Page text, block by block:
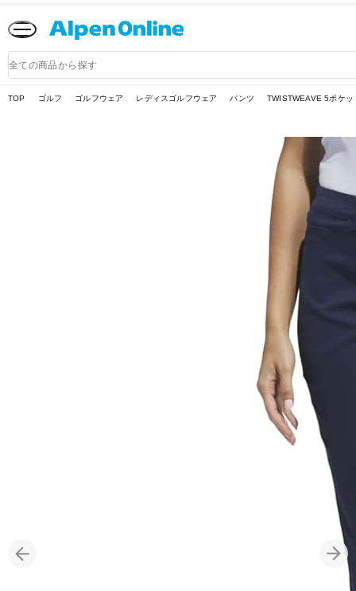
品
検
TOP
ゴルフ ゴルフウェア レディスゴルフウェア パンツ TWISTWEAVE 5ポケ